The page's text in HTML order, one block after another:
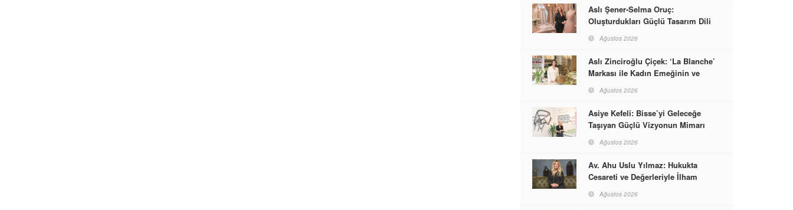
Aslı Şener-Selma Oruç:
Oluşturdukları Güçlü Tasarım Dili
Dünyasına İmzalarını Attılar
Ağustos 2026
Aslı Zinciroğlu Çiçek: ‘La Blanche’
Markası ile Kadın Emeğinin ve
Başarabileceğinin En Güzel
Örneğini Sunuyor
Ağustos 2026
Asiye Kefeli: Bisse’yi Geleceğe
Taşıyan Güçlü Vizyonun Mimarı
Ağustos 2026
Av. Ahu Uslu Yılmaz: Hukukta
Cesareti ve Değerleriyle İlham
Ağustos 2026